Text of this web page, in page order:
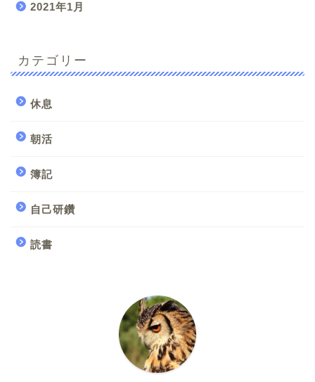
2021年1月
カテゴリー
休息
朝活
簿記
自己研鑽
読書